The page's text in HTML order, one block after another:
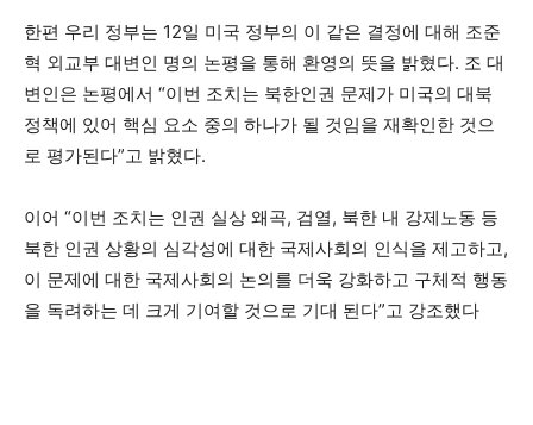
한편 우리 정부는 12일 미국 정부의 이 같은 결정에 대해 조준
혁 외교부 대변인 명의 논평을 통해 환영의 뜻을 밝혔다. 조 대
변인은 논평에서 “이번 조치는 북한인권 문제가 미국의 대북
정책에 있어 핵심 요소 중의 하나가 될 것임을 재확인한 것으
로 평가된다”고 밝혔다.
이어 “이번 조치는 인권 실상 왜곡, 검열, 북한 내 강제노동 등
북한 인권 상황의 심각성에 대한 국제사회의 인식을 제고하고,
이 문제에 대한 국제사회의 논의를 더욱 강화하고 구체적 행동
을 독려하는 데 크게 기여할 것으로 기대 된다”고 강조했다